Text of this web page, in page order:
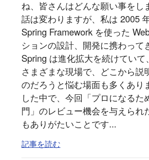
ね、皆さんはどんな願い事をし
話は変わりますが、私は 2005
Spring Framework を使った
ションの設計、開発に携わって
Spring は進化拡大を続けていて
さまざまな現場で、どこから説
のだろうと悩む場面も多くあり
した中で、今回「プロになるた
門」のレビュー機会を与えられ
もありがたいことです...
記事を読む